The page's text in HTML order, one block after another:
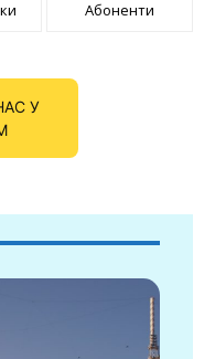
Абоненти
У